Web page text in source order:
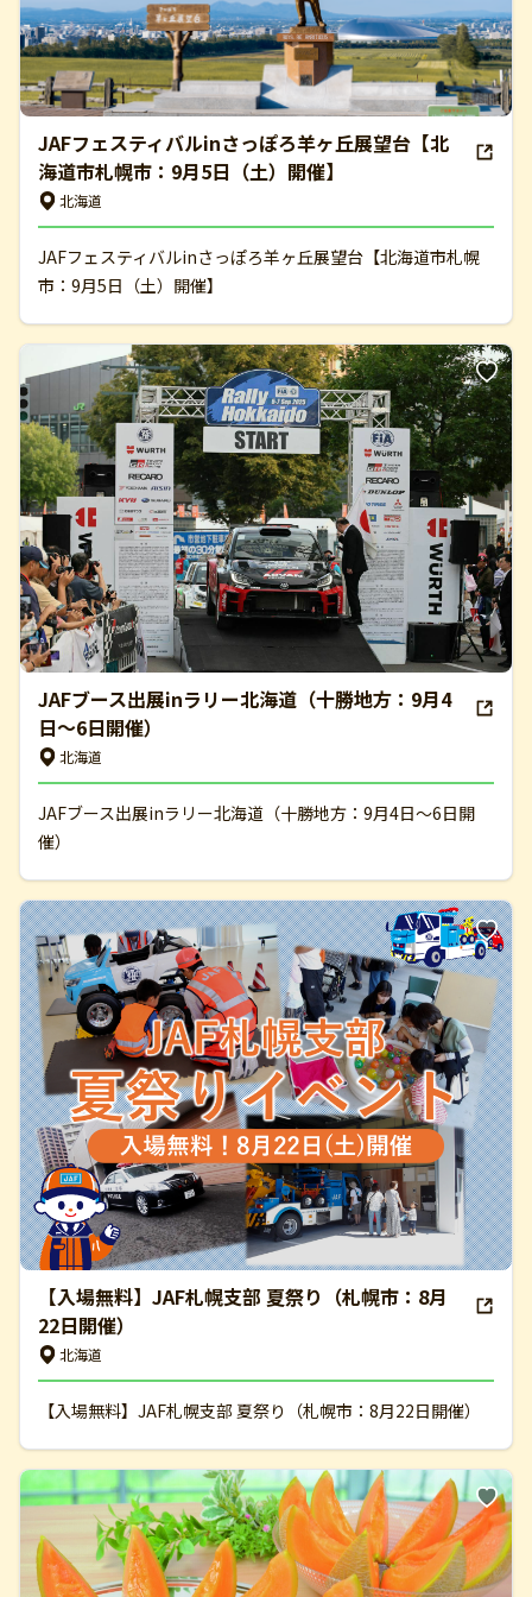
JAFフェスティバルinさっぽろ羊ヶ丘展望台【北
海道市札幌市：9月5日（土）開催】
北海道
JAFフェスティバルinさっぽろ羊ヶ丘展望台【北海道市札幌
市：9月5日（土）開催】
JAFブース出展inラリー北海道（十勝地方：9月4
日～6日開催）
北海道
JAFブース出展inラリー北海道（十勝地方：9月4日～6日開
催）
【入場無料】JAF札幌支部 夏祭り（札幌市：8月
22日開催）
北海道
【入場無料】JAF札幌支部 夏祭り（札幌市：8月22日開催）